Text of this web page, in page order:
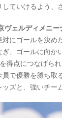
ていけるよう、
ェルディメニー
にゴールを決
、ゴールに向
得点につなげら
で優勝を勝ち
ズと、強いチー